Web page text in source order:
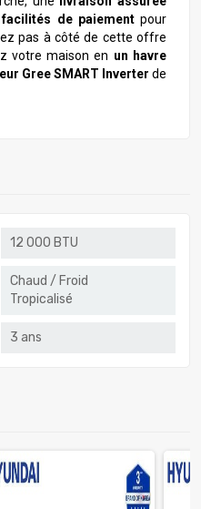
facilités de paiementpour
pas à côté de cette offre
votre maison en un havre
Gree SMART Inverter de
12 000 BTU
Chaud / Froid
Tropicalisé
3 ans